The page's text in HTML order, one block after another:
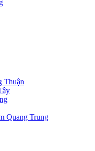
Thuận
Quang Trung